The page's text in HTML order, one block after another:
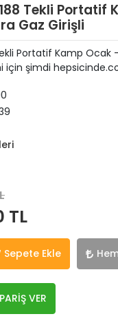
Tekli Portatif
Gaz Girişli
Portatif Kamp Ocak -
için şimdi
TL
Sepete Ekle
VER